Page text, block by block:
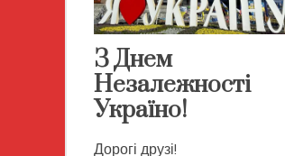
З Днем
Незалежності
Україно!
Дорогі друзі!